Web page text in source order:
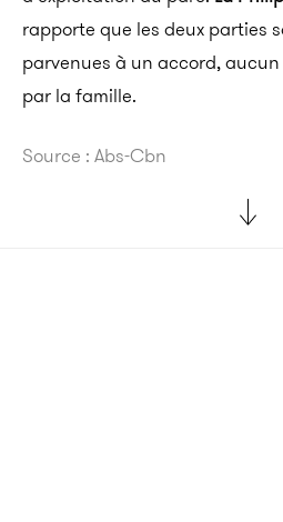
rapporte que les deux parties
parvenues à un accord,
par la famille.
Source : Abs-Cbn